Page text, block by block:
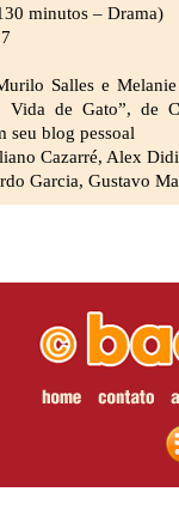
minutos – Drama)
Salles e
Vida de Gato”, de
seu blog pessoal
Cazarré, Alex
Garcia, Gustavo